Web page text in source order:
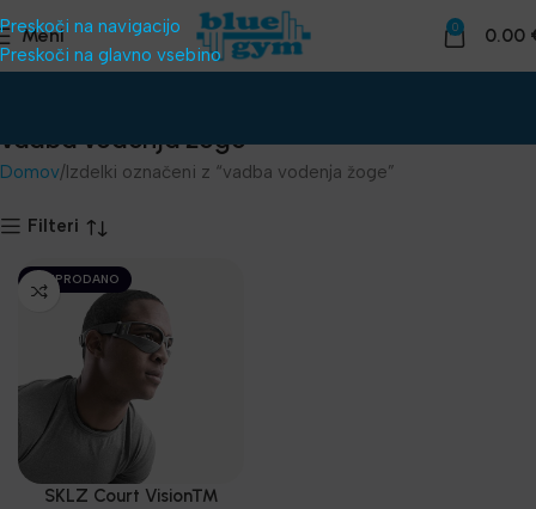
Preskoči na navigacijo
Preskoči na glavno vsebino
Meni 0 0.00
vadba vodenja žoge
Domov Izdelki označeni z “vadba vodenja žoge”
Filteri
RAZPRODANO
SKLZ Court Vision™